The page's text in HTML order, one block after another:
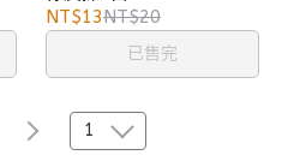
NT$13NT$20
已售完
1